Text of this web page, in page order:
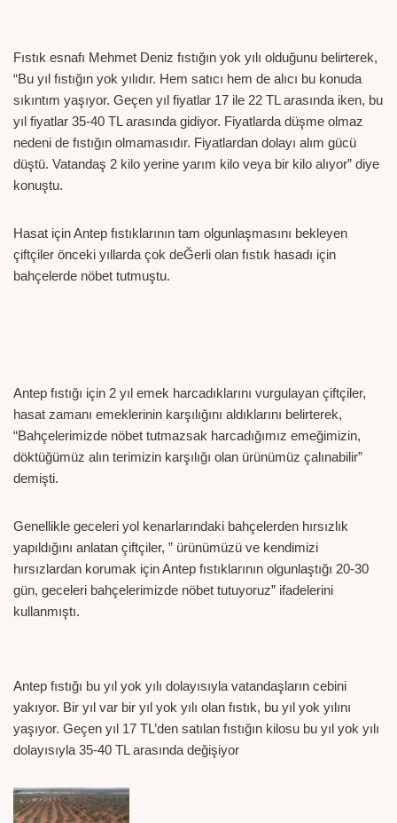
Fıstık esnafı Mehmet Deniz fıstığın yok yılı olduğunu belirterek,
“Bu yıl fıstığın yok yılıdır. Hem satıcı hem de alıcı bu konuda
sıkıntım yaşıyor. Geçen yıl fiyatlar 17 ile 22 TL arasında iken, bu
yıl fiyatlar 35-40 TL arasında gidiyor. Fiyatlarda düşme olmaz
nedeni de fıstığın olmamasıdır. Fiyatlardan dolayı alım gücü
düştü. Vatandaş 2 kilo yerine yarım kilo veya bir kilo alıyor” diye
konuştu.
Hasat için Antep fıstıklarının tam olgunlaşmasını bekleyen
çiftçiler önceki yıllarda çok deĞerli olan fıstık hasadı için
bahçelerde nöbet tutmuştu.
Antep fıstığı için 2 yıl emek harcadıklarını vurgulayan çiftçiler,
hasat zamanı emeklerinin karşılığını aldıklarını belirterek,
“Bahçelerimizde nöbet tutmazsak harcadığımız emeğimizin,
döktüğümüz alın terimizin karşılığı olan ürünümüz çalınabilir”
demişti.
Genellikle geceleri yol kenarlarındaki bahçelerden hırsızlık
yapıldığını anlatan çiftçiler, ” ürünümüzü ve kendimizi
hırsızlardan korumak için Antep fıstıklarının olgunlaştığı 20-30
gün, geceleri bahçelerimizde nöbet tutuyoruz” ifadelerini
kullanmıştı.
Antep fıstığı bu yıl yok yılı dolayısıyla vatandaşların cebini
yakıyor. Bir yıl var bir yıl yok yılı olan fıstık, bu yıl yok yılını
yaşıyor. Geçen yıl 17 TL’den satılan fıstığın kilosu bu yıl yok yılı
dolayısıyla 35-40 TL arasında değişiyor